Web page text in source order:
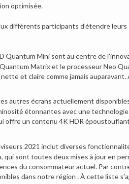
optimisée.
différents participants d’étendre
Quantum Mini sont au centre de
Matrix et le processeur Neo
et claire comme jamais
autres écrans actuellement
étonnantes avec une technologie
un contenu 4K HDR
2021 inclut diverses
qui sont toutes deux mises à jour en
du consommateur actuel. Par
dans notre région . À cette liste